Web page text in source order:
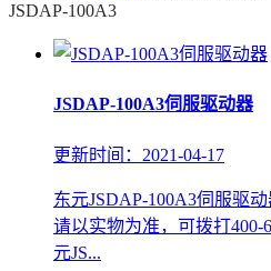
JSDAP-100A3
JSDAP-100A3伺服驱动器
更新时间：2021-04-17
东元JSDAP-100A3伺服驱
请以实物为准，可拨打400-
元JS...